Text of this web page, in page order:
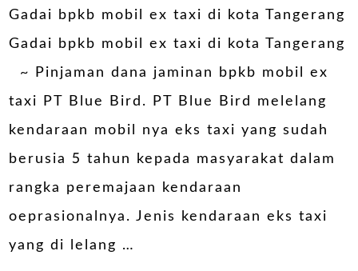
Gadai bpkb mobil ex taxi di kota Tangerang
Gadai bpkb mobil ex taxi di kota Tangerang
~ Pinjaman dana jaminan bpkb mobil ex
taxi PT Blue Bird. PT Blue Bird melelang
kendaraan mobil nya eks taxi yang sudah
berusia 5 tahun kepada masyarakat dalam
rangka peremajaan kendaraan
oeprasionalnya. Jenis kendaraan eks taxi
yang di lelang …